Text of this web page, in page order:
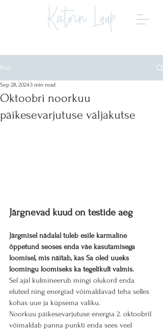
Katrin Luup
Post
Oktoobri noorkuu
päikesevarjutuse väljakutse
Sep 28, 20243 min read
Järgnevad kuud on testide aeg
Järgmisel nädalal tuleb esile karmaline
õppetund seoses enda väe kasutamisega
loomisel, mis näitab, kas Sa oled uueks
loomingu loomiseks ka tegelikult valmis.
Sel ajal kulmineerub mingi olukord enda
eluteel ning energiad võimaldavad teha selles
kohas uue ja küpsema valiku.
Noorkuu päikesevarjutuse energia 2. oktoobril
võimaldab panna punkti enda sees veel